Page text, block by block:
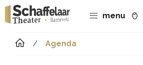
menu
Agenda